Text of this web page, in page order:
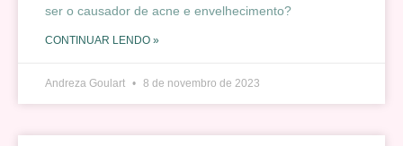
ser o causador de acne e envelhecimento?
CONTINUAR LENDO »
Andreza Goulart 8 de novembro de 2023